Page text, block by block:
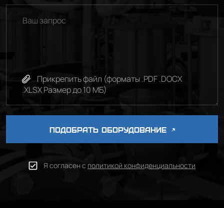
Прикрепить файл (форматы .PDF .DOCX
.XLSX Размер до 10 МБ)
ПОДОБРАТЬ ОБОРУДОВАНИЕ
Я согласен с политикой конфиденциальности